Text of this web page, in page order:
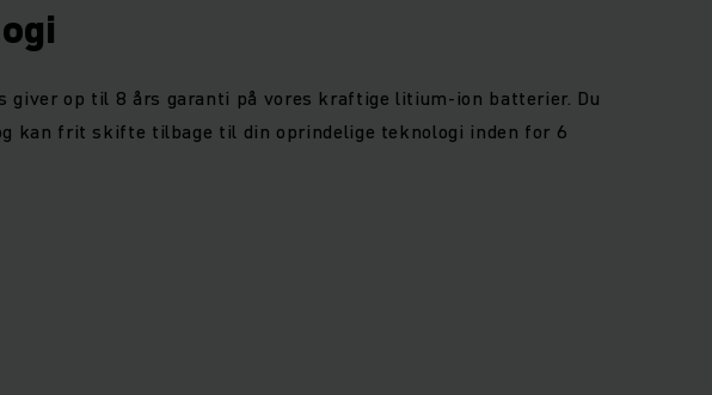
giver op til 8 års garanti på vores kraftige litium-ion batterier. Du
kan frit skifte tilbage til din oprindelige teknologi inden for 6